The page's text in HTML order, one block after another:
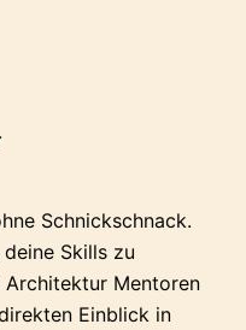
Schnickschnack.
Skills zu
Mentoren
Einblick in